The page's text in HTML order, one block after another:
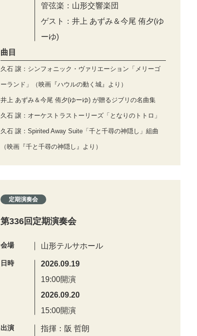
管弦楽：山形交響楽団
ゲスト：井上 あずみ＆今尾 侑夕(ゆ
ーゆ)
曲目
久石 譲：シンフォニック・ヴァリエーション「メリーゴ
ーランド」（映画『ハウルの動く城』より）
井上 あずみ＆今尾 侑夕(ゆーゆ) が贈るジブリの名曲集
久石 譲：オーケストラストーリーズ「となりのトトロ」
久石 譲：Spirited Away Suite「千と千尋の神隠し」組曲
（映画『千と千尋の神隠し』より）
定期演奏会
第336回定期演奏会
会場 山形テルサホール
日時
2026.09.19
19:00開演
2026.09.20
15:00開演
出演
指揮：阪 哲朗